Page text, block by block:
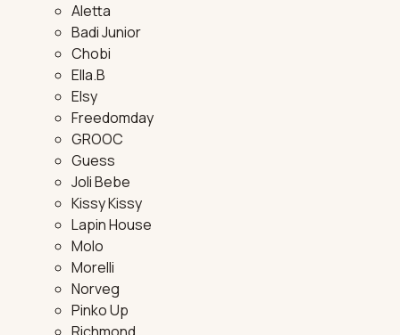
Aletta
Badi Junior
Chobi
Ella.B
Elsy
Freedomday
GROOC
Guess
Joli Bebe
Kissy Kissy
Lapin House
Molo
Morelli
Norveg
Pinko Up